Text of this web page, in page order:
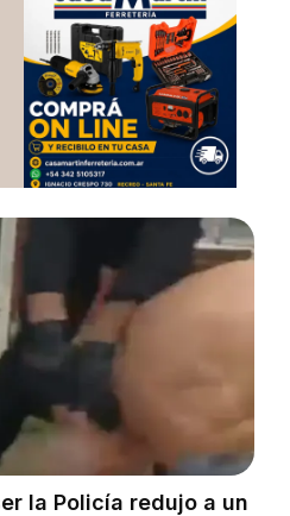
la Policía redujo a un